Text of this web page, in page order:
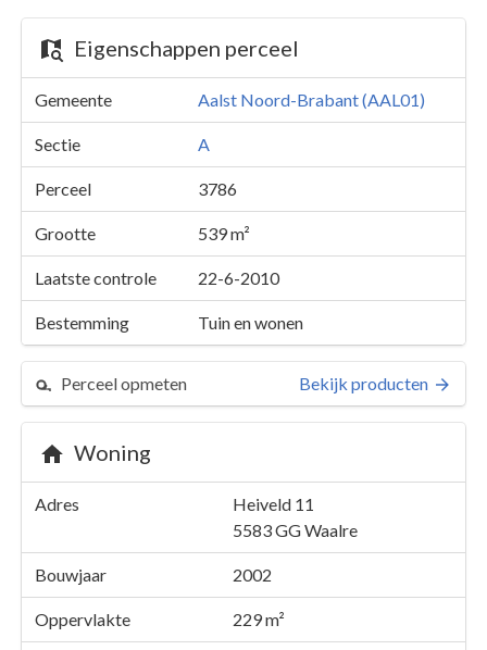
Eigenschappen perceel
Gemeente Aalst Noord-Brabant (AAL01)
Sectie A
Perceel 3786
Grootte 539 m²
Laatste controle 22-6-2010
Bestemming Tuin en wonen
Perceel opmeten Bekijk producten
Woning
Adres
Heiveld 11
5583 GGWaalre
Bouwjaar 2002
Oppervlakte 229 m²
Perceel 3786
Kaarten en rapporten